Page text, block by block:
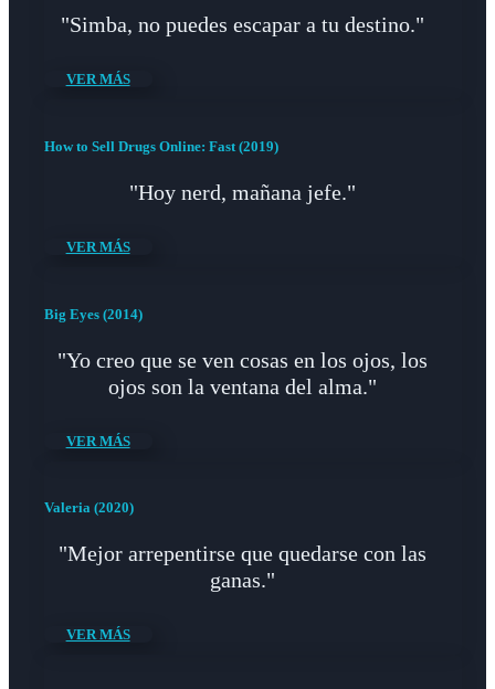
"Simba, no puedes escapar a tu destino."
VER MÁS
How to Sell Drugs Online: Fast (2019)
"Hoy nerd, mañana jefe."
VER MÁS
Big Eyes (2014)
"Yo creo que se ven cosas en los ojos, los
ojos son la ventana del alma."
VER MÁS
Valeria (2020)
"Mejor arrepentirse que quedarse con las
ganas."
VER MÁS